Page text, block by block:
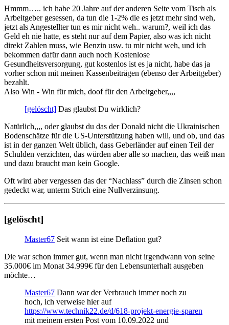
Hmmm….. ich habe 20 Jahre auf der anderen Seite vom Tisch als
Arbeitgeber gesessen, da tun die 1-2% die es jetzt mehr sind weh,
jetzt als Angestellter tun es mir nicht weh.. warum?, weil ich das
Geld eh nie hatte, es steht nur auf dem Papier, also was ich nicht
direkt Zahlen muss, wie Benzin usw. tu mir nicht weh, und ich
bekommen dafür dann auch noch Kostenlose
Gesundheitsversorgung, gut kostenlos ist es ja nicht, habe das ja
vorher schon mit meinen Kassenbeiträgen (ebenso der Arbeitgeber)
bezahlt.
Also Win - Win für mich, doof für den Arbeitgeber,,,,
[gelöscht] Das glaubst Du wirklich?
Natürlich,,,, oder glaubst du das der Donald nicht die Ukrainischen
Bodenschätze für die US-Unterstützung haben will, und ob, und das
ist in der ganzen Welt üblich, dass Geberländer auf einen Teil der
Schulden verzichten, das würden aber alle so machen, das weiß man
und dazu braucht man kein Google.
Oft wird aber vergessen das der “Nachlass” durch die Zinsen schon
gedeckt war, unterm Strich eine Nullverzinsung.
[gelöscht]
Master67 Seit wann ist eine Deflation gut?
Die war schon immer gut, wenn man nicht irgendwann von seine
35.000€ im Monat 34.999€ für den Lebensunterhalt ausgeben
möchte…
Master67 Dann war der Verbrauch immer noch zu
hoch, ich verweise hier auf
https://www.technik22.de/d/618-projekt-energie-sparen
mit meinem ersten Post vom 10.09.2022 und